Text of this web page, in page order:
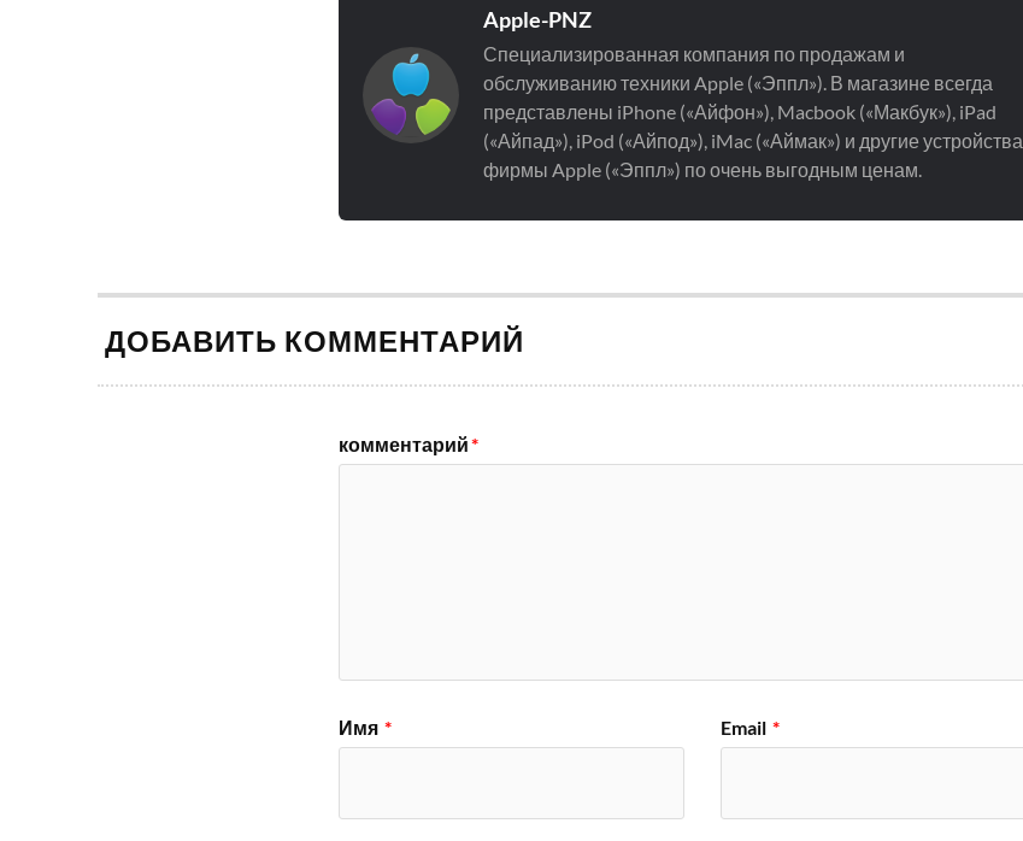
Apple-PNZ
Специализированная компания по продажам и
обслуживанию техники Apple («Эппл»). В магазине всегда
представлены iPhone («Айфон»), Macbook («Макбук»), iPad
(«Айпад»), iPod («Айпод»), iMac («Аймак») и другие устройства
фирмы Apple («Эппл») по очень выгодным ценам.
ДОБАВИТЬ КОММЕНТАРИЙ
комментарий*
Имя * Email *